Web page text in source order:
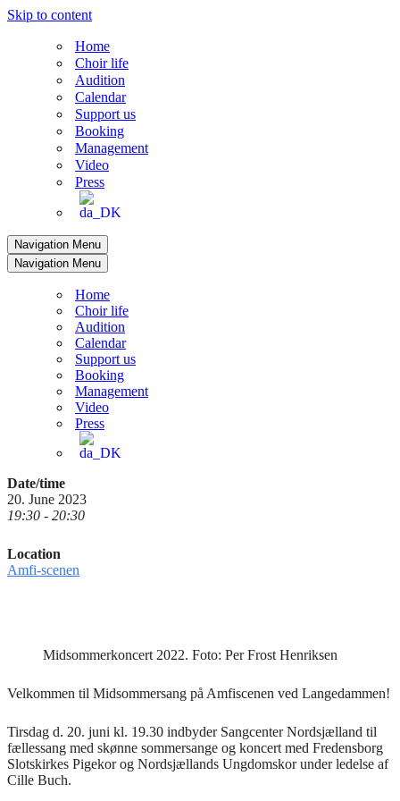
Skip to content
Home
Choir life
Audition
Calendar
Support us
Booking
Management
Video
Press
Navigation Menu
Navigation Menu
Home
Choir life
Audition
Calendar
Support us
Booking
Management
Video
Press
Date/time
20. June 2023
19:30 - 20:30
Location
Amfi-scenen
Midsommerkoncert 2022. Foto: Per Frost Henriksen
Velkommen til Midsommersang på Amfiscenen ved Langedammen!
Tirsdag d. 20. juni kl. 19.30 indbyder Sangcenter Nordsjælland til
fællessang med skønne sommersange og koncert med Fredensborg
Slotskirkes Pigekor og Nordsjællands Ungdomskor under ledelse af
Cille Buch.